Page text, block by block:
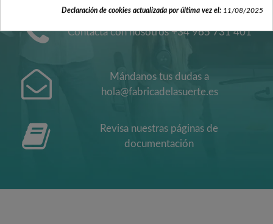
Contacta con nosotros +34 965 731 401
Mándanos tus dudas a
hola@fabricadelasuerte.es
Revisa nuestras páginas de
documentación
Declaración de cookies actualizada por última vez el: 11/08/2025